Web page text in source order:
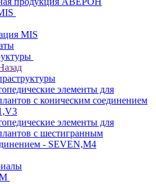
MIS
элементы для
с коническим соединением
элементы для
с шестигранным
- SEVEN,M4